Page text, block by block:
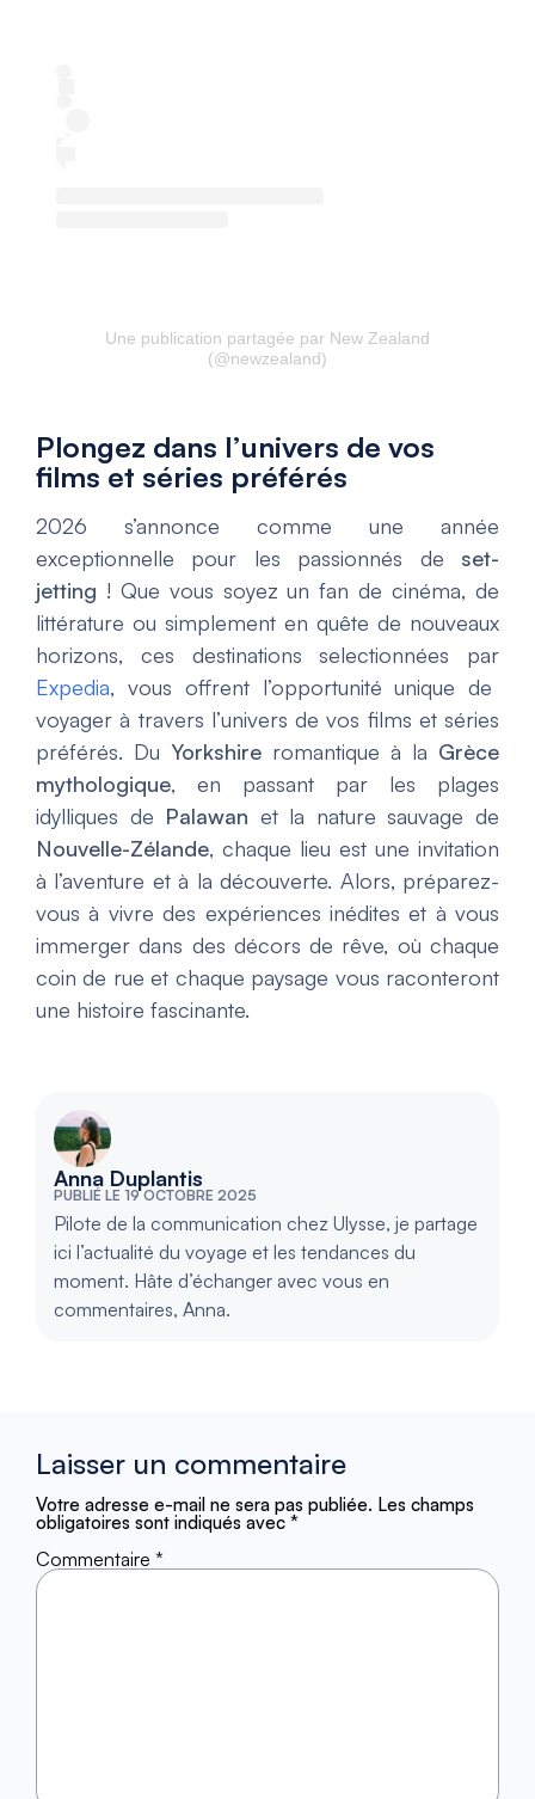
Une publication partagée par New Zealand
(@newzealand)
Plongez dans l’univers de vos
films et séries préférés
2026 s’annonce comme une année
exceptionnelle pour les passionnés de set-
jetting ! Que vous soyez un fan de cinéma, de
littérature ou simplement en quête de nouveaux
horizons, ces destinations selectionnées par
Expedia, vous offrent l’opportunité unique de
voyager à travers l’univers de vos films et séries
préférés. Du Yorkshire romantique à la Grèce
mythologique, en passant par les plages
idylliques de Palawan et la nature sauvage de
Nouvelle-Zélande, chaque lieu est une invitation
à l’aventure et à la découverte. Alors, préparez-
vous à vivre des expériences inédites et à vous
immerger dans des décors de rêve, où chaque
coin de rue et chaque paysage vous raconteront
une histoire fascinante.
Anna Duplantis
PUBLIÉ LE 19 OCTOBRE 2025
Pilote de la communication chez Ulysse, je partage
ici l’actualité du voyage et les tendances du
moment. Hâte d’échanger avec vous en
commentaires, Anna.
Laisser un commentaire
Votre adresse e-mail ne sera pas publiée. Les champs
obligatoires sont indiqués avec *
Commentaire *